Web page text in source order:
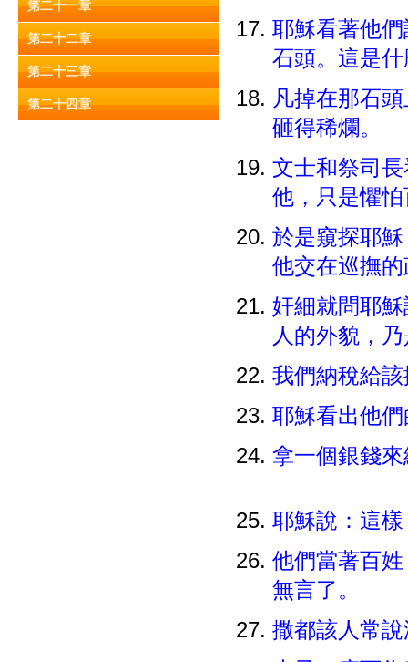
第二十一章
第二十二章
第二十三章
第二十四章
耶穌看著他
石頭。這是
凡掉在那石
砸得稀爛。
文士和祭司
他，只是懼
於是窺探耶
他交在巡撫
奸細就問耶
人的外貌，
我們納稅給
耶穌看出他
拿一個銀錢
耶穌說：這
他們當著百
無言了。
撒都該人常